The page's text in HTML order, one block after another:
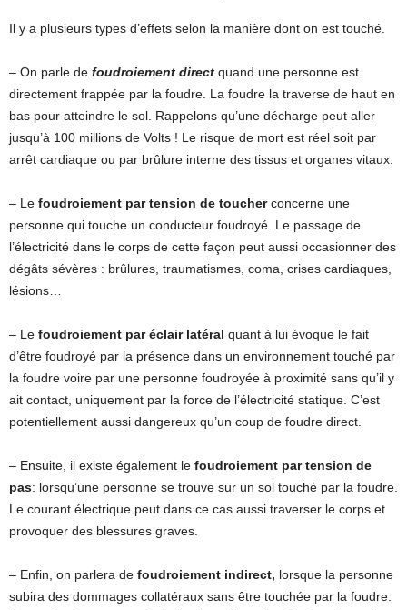
Il y a plusieurs types d’effets selon la manière dont on est touché.
– On parle de foudroiement direct quand une personne est
directement frappée par la foudre. La foudre la traverse de haut en
bas pour atteindre le sol. Rappelons qu’une décharge peut aller
jusqu’à 100 millions de Volts ! Le risque de mort est réel soit par
arrêt cardiaque ou par brûlure interne des tissus et organes vitaux.
– Le foudroiement par tension de toucher concerne une
personne qui touche un conducteur foudroyé. Le passage de
l’électricité dans le corps de cette façon peut aussi occasionner des
dégâts sévères : brûlures, traumatismes, coma, crises cardiaques,
lésions…
– Le foudroiement par éclair latéral quant à lui évoque le fait
d’être foudroyé par la présence dans un environnement touché par
la foudre voire par une personne foudroyée à proximité sans qu’il y
ait contact, uniquement par la force de l’électricité statique. C’est
potentiellement aussi dangereux qu’un coup de foudre direct.
– Ensuite, il existe également le foudroiement par tension de
pas: lorsqu’une personne se trouve sur un sol touché par la foudre.
Le courant électrique peut dans ce cas aussi traverser le corps et
provoquer des blessures graves.
– Enfin, on parlera de foudroiement indirect, lorsque la personne
subira des dommages collatéraux sans être touchée par la foudre.